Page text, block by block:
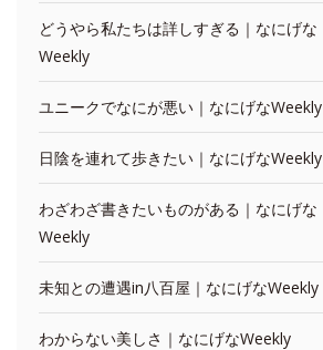
どうやら私たちは詳しすぎる｜なにげな
Weekly
ユニークでなにが悪い｜なにげなWeekly
日陰を連れて歩きたい｜なにげなWeekly
わざわざ書きたいものがある｜なにげな
Weekly
未知との遭遇in八百屋｜なにげなWeekly
わからない美しさ｜なにげなWeekly